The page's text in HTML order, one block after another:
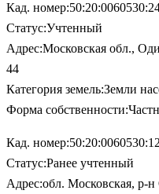
Кад.
Статус:Учтенный
Адрес:Московская обл.,
44
Категория земель:Земли
Форма
Кад.
Статус:Ранее учтенный
Адрес:обл. Московская, р-